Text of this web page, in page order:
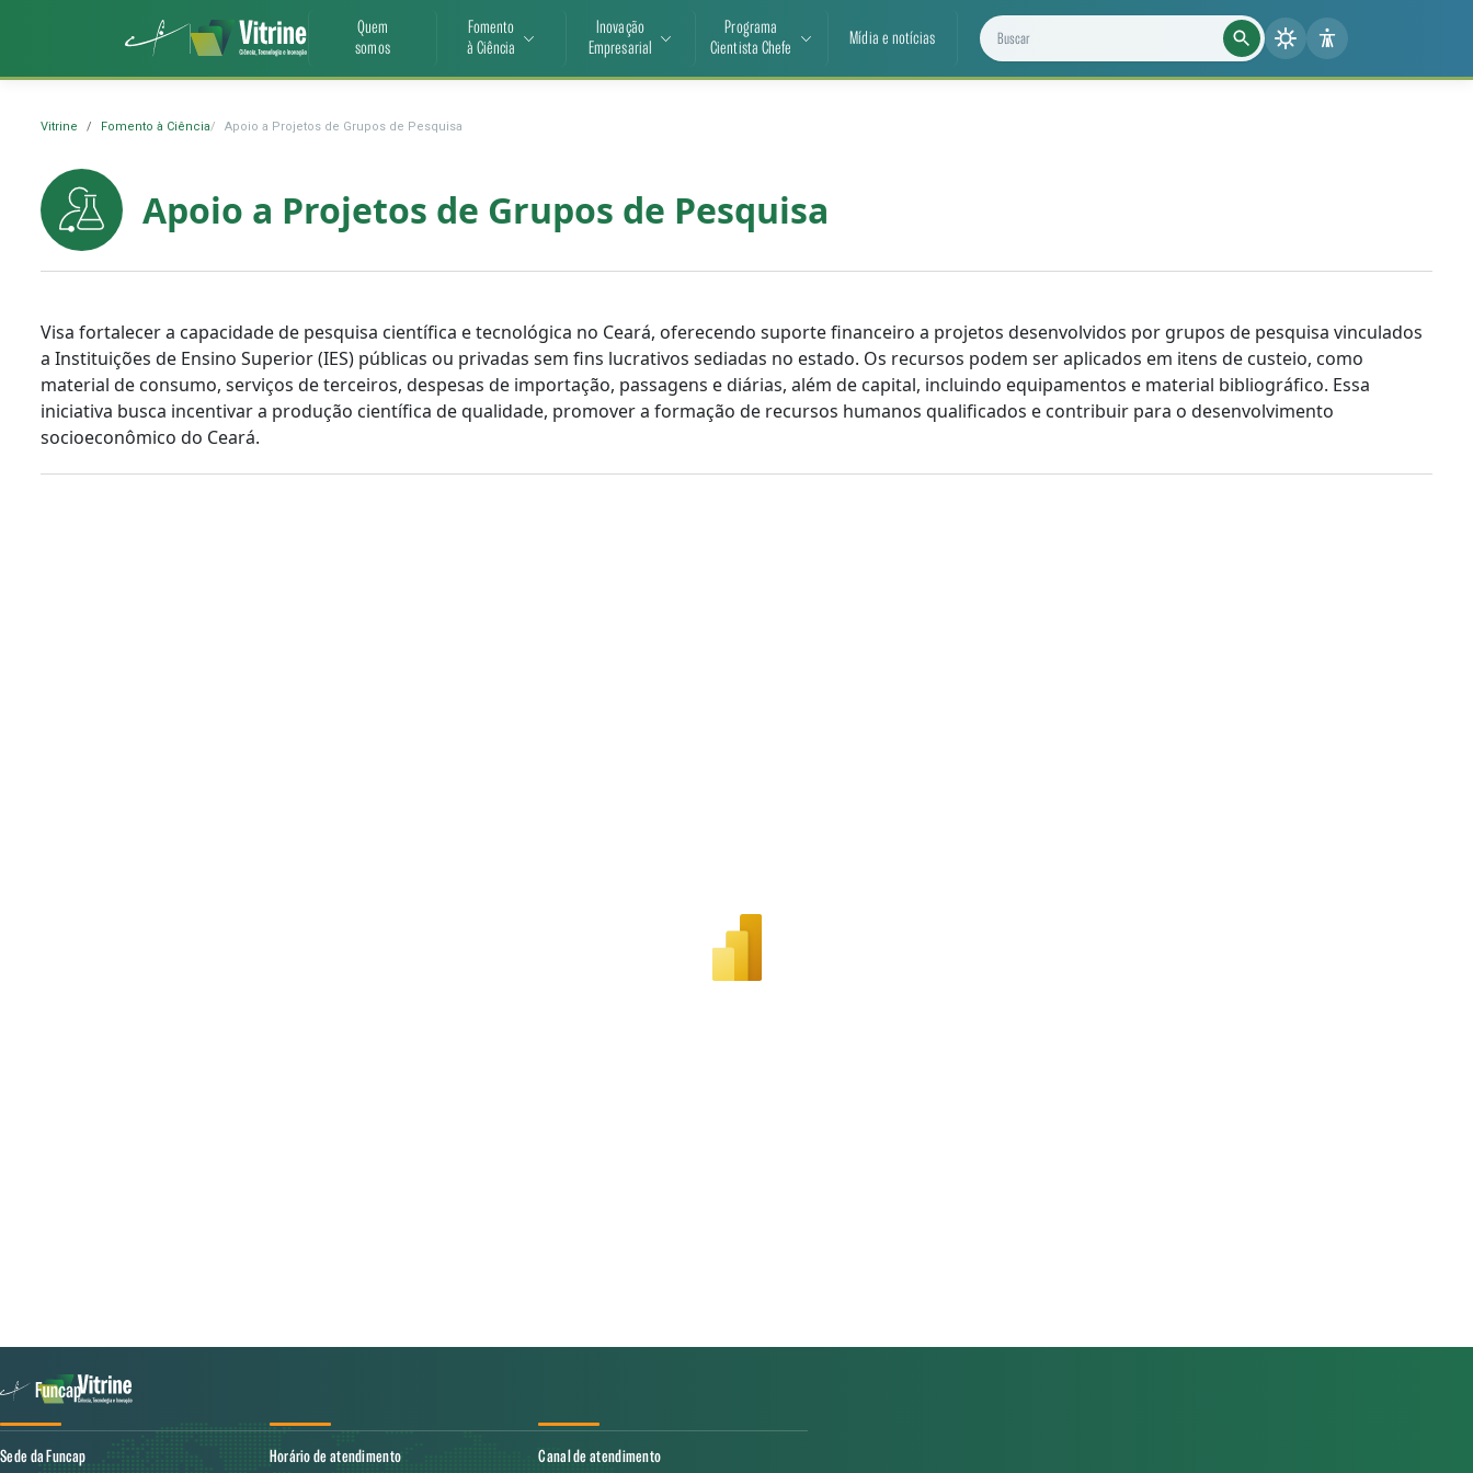
Quem
somos
Fomento
à Ciência
Inovação
Empresarial
Programa
Cientista Chefe
Mídia e notícias Buscar projetos, notícias e cientistas
Vitrine Fomento à Ciência Apoio a Projetos de Grupos de Pesquisa
Apoio a Projetos de Grupos de Pesquisa
Visa fortalecer a capacidade de pesquisa científica e tecnológica no Ceará, oferecendo suporte financeiro a projetos desenvolvidos por grupos de pesquisa vinculados
a Instituições de Ensino Superior (IES) públicas ou privadas sem fins lucrativos sediadas no estado. Os recursos podem ser aplicados em itens de custeio, como
material de consumo, serviços de terceiros, despesas de importação, passagens e diárias, além de capital, incluindo equipamentos e material bibliográfico. Essa
iniciativa busca incentivar a produção científica de qualidade, promover a formação de recursos humanos qualificados e contribuir para o desenvolvimento
socioeconômico do Ceará.
Sede da Funcap Horário de atendimento Canal de atendimento